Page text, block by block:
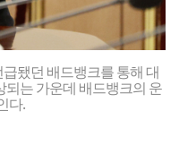
됐던 배드뱅크를 통해 대
되는 가운데 배드뱅크의 운
다.